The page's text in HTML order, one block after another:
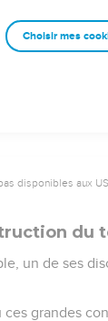
tronc,
pour
avait pour
disponibles aux
du
un de ses
grandes
Choisir mes